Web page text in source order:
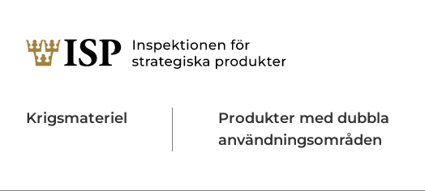
Utländska direktinvesteringar Kontakta oss
Krigsmateriel
Produkter med dubbla
användningsområden